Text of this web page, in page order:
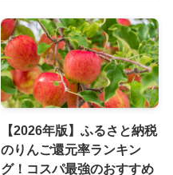
【2026年版】ふるさと納税
のりんご還元率ランキン
グ！コスパ最強のおすすめ